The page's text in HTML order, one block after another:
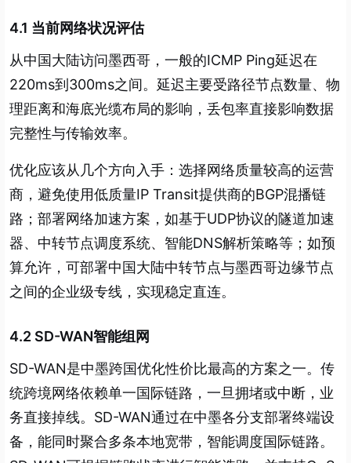
4.1 当前网络状况评估
从中国大陆访问墨西哥，一般的ICMP Ping延迟在
220ms到300ms之间。延迟主要受路径节点数量、物
理距离和海底光缆布局的影响，丢包率直接影响数据
完整性与传输效率。
优化应该从几个方向入手：选择网络质量较高的运营
商，避免使用低质量IP Transit提供商的BGP混播链
路；部署网络加速方案，如基于UDP协议的隧道加速
器、中转节点调度系统、智能DNS解析策略等；如预
算允许，可部署中国大陆中转节点与墨西哥边缘节点
之间的企业级专线，实现稳定直连。
4.2 SD-WAN智能组网
SD-WAN是中墨跨国优化性价比最高的方案之一。传
统跨境网络依赖单一国际链路，一旦拥堵或中断，业
务直接掉线。SD-WAN通过在中墨各分支部署终端设
备，能同时聚合多条本地宽带，智能调度国际链路。